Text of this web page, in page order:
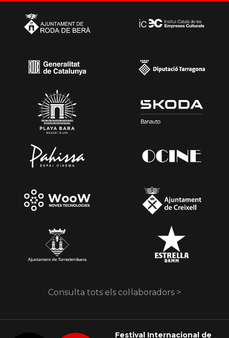
Consulta tots els col·laboradors >
Festival Internacional de